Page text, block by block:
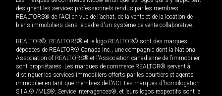
désignent les services professionnels rendus par les membres
REALTORS® de l'ACI en vue de l'achat, de la vente et de la location de
biens immobiliers dans le cadre d'un système de vente collaborative.
REALTOR®, REALTORS® et le logo REALTOR® sont des marques
déposées de REALTOR® Canada Inc., une compagnie dont la National
Association of REALTORS® et l'Association canadienne de l’immobilier
sont propriétaires. Les marques de commerce REALTOR® servent à
distinguer les services immobiliers offerts par les courtiers et agents
immobilier en tant que membres de l'ACI. Les marques d'homologation
S.I.A.® /MLS®, Service inter-agences®, et leurs logos respectifs sont la